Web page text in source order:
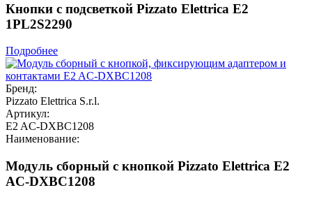
Кнопки с подсветкой Pizzato Elettrica E2
1PL2S2290
Подробнее
Бренд:
Pizzato Elettrica S.r.l.
Артикул:
E2 AC-DXBC1208
Наименование:
Модуль сборный с кнопкой Pizzato Elettrica E2
AC-DXBC1208